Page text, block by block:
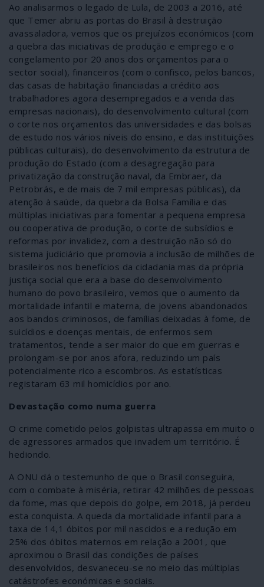
Ao analisarmos o legado de Lula, de 2003 a 2016, até
que Temer abriu as portas do Brasil à destruição
avassaladora, vemos que os prejuízos económicos (com
a quebra das iniciativas de produção e emprego e o
congelamento por 20 anos dos orçamentos para o
sector social), financeiros (com o confisco, pelos bancos,
das casas de habitação financiadas a crédito aos
trabalhadores agora desempregados e a venda das
empresas nacionais), do desenvolvimento cultural (com
o corte nos orçamentos das universidades e das bolsas
de estudo nos vários níveis do ensino, e das instituições
públicas culturais), do desenvolvimento da estrutura de
produção do Estado (com a desagregação para
privatização da construção naval, da Embraer, da
Petrobrás, e de mais de 7 mil empresas públicas), da
atenção à saúde, da quebra da Bolsa Família e das
múltiplas iniciativas para fomentar a pequena empresa
ou cooperativa de produção, o corte de subsídios e
reformas por invalidez, com a destruição não só do
sistema judiciário que promovia a inclusão de milhões de
brasileiros nos benefícios da cidadania mas da própria
justiça social que era a base do desenvolvimento
humano do povo brasileiro, vemos que o aumento da
mortalidade infantil e materna, de jovens abandonados
aos bandos criminosos, de famílias deixadas à fome, de
suicídios e doenças mentais, de enfermos sem
tratamentos, tende a ser maior do que em guerras e
prolongam-se por anos afora, reduzindo um país
potencialmente rico a escombros. As estatísticas
registaram 63 mil homicídios por ano.
Devastação como numa guerra
O crime cometido pelos golpistas ultrapassa em muito o
de agressores armados que invadem um território. É
hediondo.
A ONU dá o testemunho de que o Brasil conseguira,
com o combate à miséria, retirar 42 milhões de pessoas
da fome, mas que depois do golpe, em 2018, já perdeu
esta conquista. A queda da mortalidade infantil para a
taxa de 14,1 óbitos por mil nascidos e a redução em
25% dos óbitos maternos em relação a 2001, que
aproximou o Brasil das condições de países
desenvolvidos, desvaneceu-se no meio das múltiplas
catástrofes económicas e sociais.